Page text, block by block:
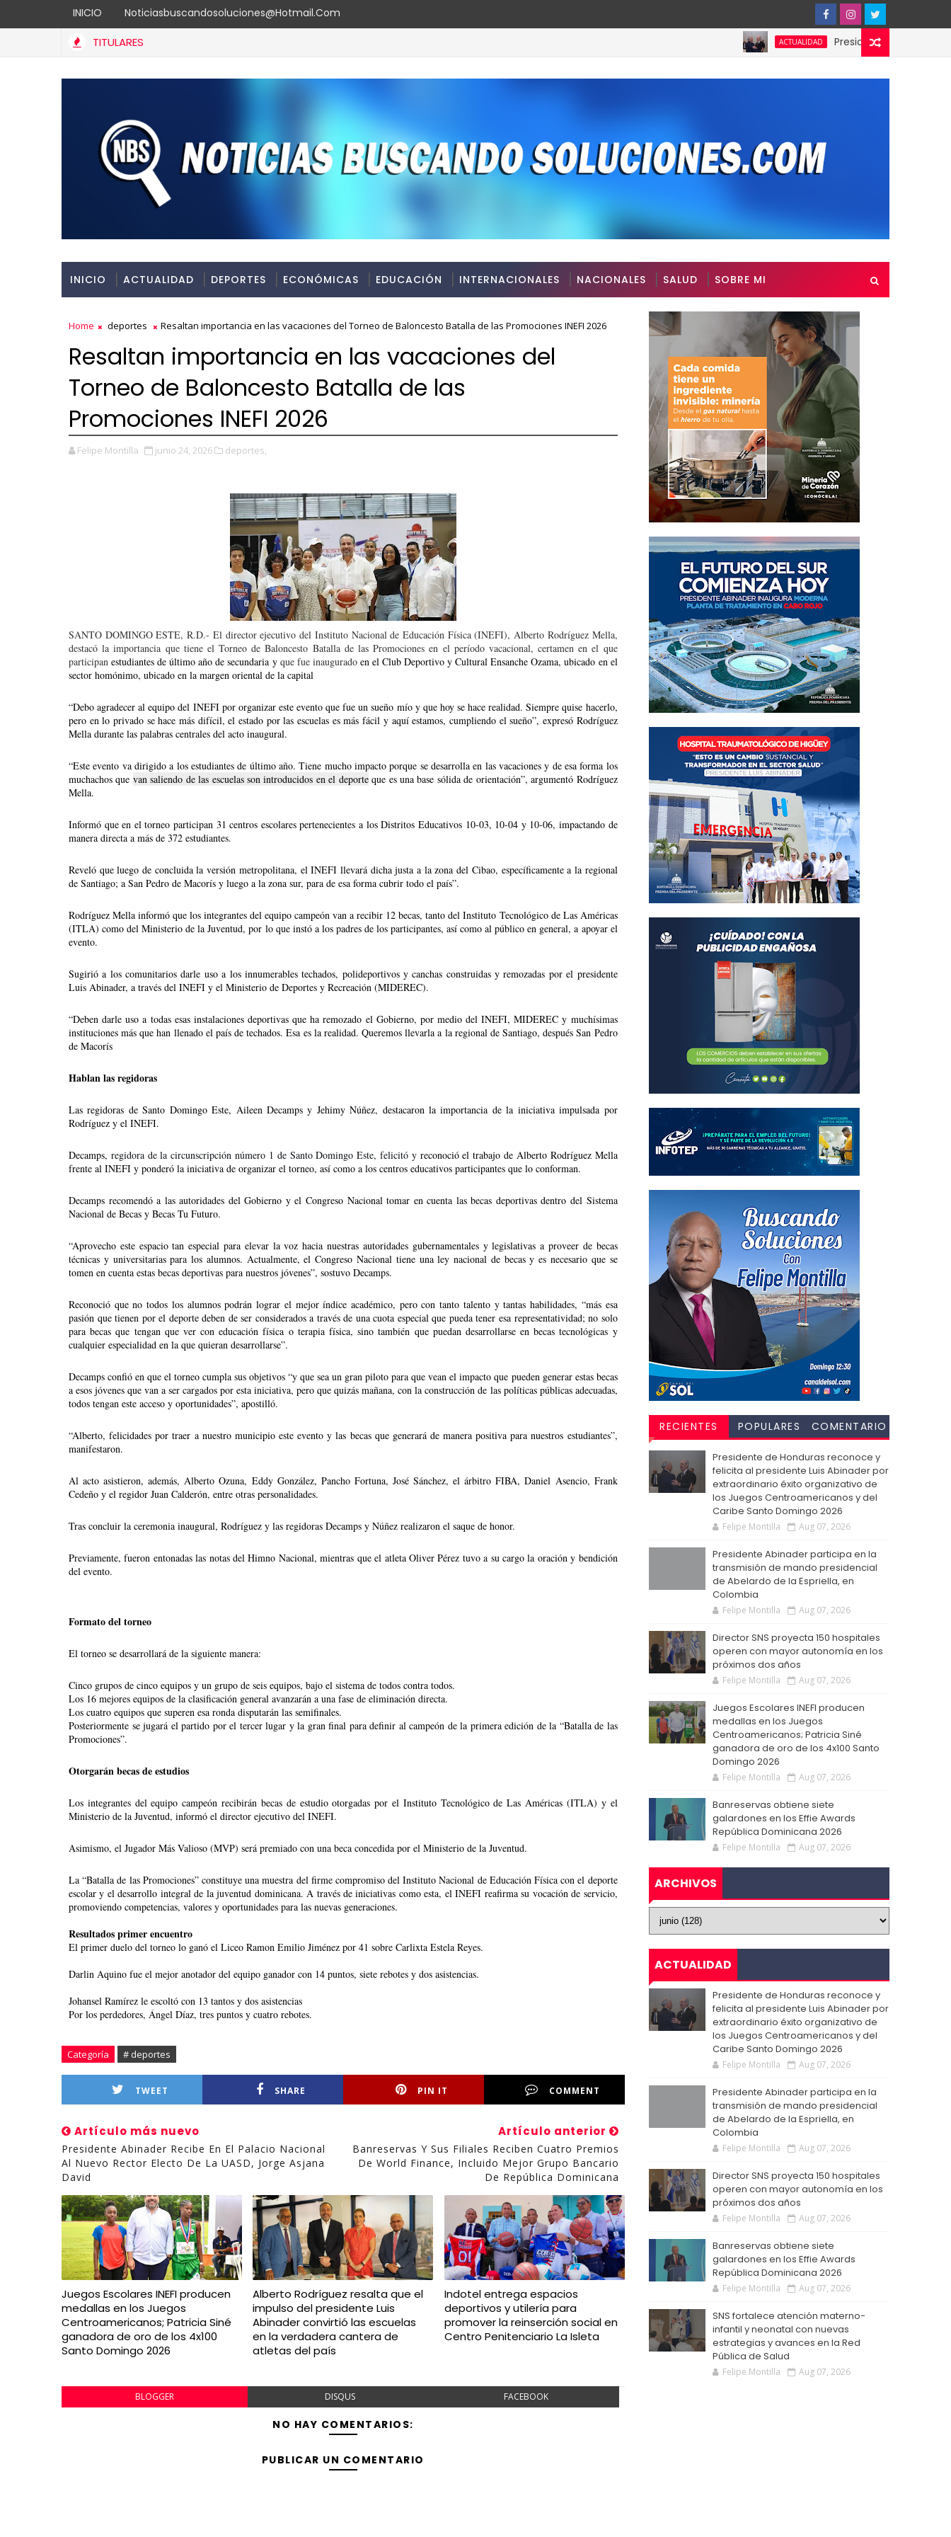
INICIO Noticiasbuscandosoluciones@hotmail.com
TITULARES ACTUALIDAD Presidente de Honduras
INICIO ACTUALIDAD DEPORTES ECONÓMICAS EDUCACIÓN INTERNACIONALES NACIONALES SALUD SOBRE MI
Home deportes Resaltan importancia en las vacaciones del Torneo de Baloncesto Batalla de las Promociones INEFI 2026
Resaltan importancia en las vacaciones del
Torneo de Baloncesto Batalla de las
Promociones INEFI 2026
Felipe Montilla junio 24, 2026 deportes,
SANTO DOMINGO ESTE, R.D.- El director ejecutivo del Instituto Nacional de Educación Física (INEFI), Alberto Rodríguez Mella,
destacó la importancia que tiene el Torneo de Baloncesto Batalla de las Promociones en el período vacacional, certamen en el que
participan estudiantes de último año de secundaria y que fue inaugurado en el Club Deportivo y Cultural Ensanche Ozama, ubicado en el
sector homónimo, ubicado en la margen oriental de la capital
“Debo agradecer al equipo del INEFI por organizar este evento que fue un sueño mío y que hoy se hace realidad. Siempre quise hacerlo,
pero en lo privado se hace más difícil, el estado por las escuelas es más fácil y aquí estamos, cumpliendo el sueño”, expresó Rodríguez
Mella durante las palabras centrales del acto inaugural.
“Este evento va dirigido a los estudiantes de último año. Tiene mucho impacto porque se desarrolla en las vacaciones y de esa forma los
muchachos que van saliendo de las escuelas son introducidos en el deporte que es una base sólida de orientación”, argumentó Rodríguez
Mella.
Informó que en el torneo participan 31 centros escolares pertenecientes a los Distritos Educativos 10-03, 10-04 y 10-06, impactando de
manera directa a más de 372 estudiantes.
Reveló que luego de concluida la versión metropolitana, el INEFI llevará dicha justa a la zona del Cibao, específicamente a la regional
de Santiago; a San Pedro de Macorís y luego a la zona sur, para de esa forma cubrir todo el país”.
Rodríguez Mella informó que los integrantes del equipo campeón van a recibir 12 becas, tanto del Instituto Tecnológico de Las Américas
(ITLA) como del Ministerio de la Juventud, por lo que instó a los padres de los participantes, así como al público en general, a apoyar el
evento.
Sugirió a los comunitarios darle uso a los innumerables techados, polideportivos y canchas construidas y remozadas por el presidente
Luis Abinader, a través del INEFI y el Ministerio de Deportes y Recreación (MIDEREC).
“Deben darle uso a todas esas instalaciones deportivas que ha remozado el Gobierno, por medio del INEFI, MIDEREC y muchísimas
instituciones más que han llenado el país de techados. Esa es la realidad. Queremos llevarla a la regional de Santiago, después San Pedro
de Macorís
Hablan las regidoras
Las regidoras de Santo Domingo Este, Aileen Decamps y Jehimy Núñez, destacaron la importancia de la iniciativa impulsada por
Rodríguez y el INEFI.
Decamps, regidora de la circunscripción número 1 de Santo Domingo Este, felicitó y reconoció el trabajo de Alberto Rodríguez Mella
frente al INEFI y ponderó la iniciativa de organizar el torneo, así como a los centros educativos participantes que lo conforman.
Decamps recomendó a las autoridades del Gobierno y el Congreso Nacional tomar en cuenta las becas deportivas dentro del Sistema
Nacional de Becas y Becas Tu Futuro.
“Aprovecho este espacio tan especial para elevar la voz hacia nuestras autoridades gubernamentales y legislativas a proveer de becas
técnicas y universitarias para los alumnos. Actualmente, el Congreso Nacional tiene una ley nacional de becas y es necesario que se
tomen en cuenta estas becas deportivas para nuestros jóvenes”, sostuvo Decamps.
Reconoció que no todos los alumnos podrán lograr el mejor índice académico, pero con tanto talento y tantas habilidades, “más esa
pasión que tienen por el deporte deben de ser considerados a través de una cuota especial que pueda tener esa representatividad; no solo
para becas que tengan que ver con educación física o terapia física, sino también que puedan desarrollarse en becas tecnológicas y
cualquier especialidad en la que quieran desarrollarse”.
Decamps confió en que el torneo cumpla sus objetivos “y que sea un gran piloto para que vean el impacto que pueden generar estas becas
a esos jóvenes que van a ser cargados por esta iniciativa, pero que quizás mañana, con la construcción de las políticas públicas adecuadas,
todos tengan este acceso y oportunidades”, apostilló.
“Alberto, felicidades por traer a nuestro municipio este evento y las becas que generará de manera positiva para nuestros estudiantes”,
manifestaron.
Al acto asistieron, además, Alberto Ozuna, Eddy González, Pancho Fortuna, José Sánchez, el árbitro FIBA, Daniel Asencio, Frank
Cedeño y el regidor Juan Calderón, entre otras personalidades.
Tras concluir la ceremonia inaugural, Rodríguez y las regidoras Decamps y Núñez realizaron el saque de honor.
Previamente, fueron entonadas las notas del Himno Nacional, mientras que el atleta Oliver Pérez tuvo a su cargo la oración y bendición
del evento.
Formato del torneo
El torneo se desarrollará de la siguiente manera:
Cinco grupos de cinco equipos y un grupo de seis equipos, bajo el sistema de todos contra todos.
Los 16 mejores equipos de la clasificación general avanzarán a una fase de eliminación directa.
Los cuatro equipos que superen esa ronda disputarán las semifinales.
Posteriormente se jugará el partido por el tercer lugar y la gran final para definir al campeón de la primera edición de la “Batalla de las
Promociones”.
Otorgarán becas de estudios
Los integrantes del equipo campeón recibirán becas de estudio otorgadas por el Instituto Tecnológico de Las Américas (ITLA) y el
Ministerio de la Juventud, informó el director ejecutivo del INEFI.
Asimismo, el Jugador Más Valioso (MVP) será premiado con una beca concedida por el Ministerio de la Juventud.
La “Batalla de las Promociones” constituye una muestra del firme compromiso del Instituto Nacional de Educación Física con el deporte
escolar y el desarrollo integral de la juventud dominicana. A través de iniciativas como esta, el INEFI reafirma su vocación de servicio,
promoviendo competencias, valores y oportunidades para las nuevas generaciones.
Resultados primer encuentro
El primer duelo del torneo lo ganó el Liceo Ramon Emilio Jiménez por 41 sobre Carlixta Estela Reyes.
Darlin Aquino fue el mejor anotador del equipo ganador con 14 puntos, siete rebotes y dos asistencias.
Johansel Ramírez le escoltó con 13 tantos y dos asistencias
Por los perdedores, Ángel Díaz, tres puntos y cuatro rebotes.
Categoría # deportes
TWEET SHARE PIN IT COMMENT
Artículo más nuevo
Presidente Abinader Recibe En El Palacio Nacional
Al Nuevo Rector Electo De La UASD, Jorge Asjana
David
Artículo anterior
Banreservas Y Sus Filiales Reciben Cuatro Premios
De World Finance, Incluido Mejor Grupo Bancario
De República Dominicana
Juegos Escolares INEFI producen
medallas en los Juegos
Centroamericanos; Patricia Siné
ganadora de oro de los 4x100
Santo Domingo 2026
Alberto Rodríguez resalta que el
impulso del presidente Luis
Abinader convirtió las escuelas
en la verdadera cantera de
atletas del país
Indotel entrega espacios
deportivos y utilería para
promover la reinserción social en
Centro Penitenciario La Isleta
BLOGGER DISQUS FACEBOOK
NO HAY COMENTARIOS:
PUBLICAR UN COMENTARIO
RECIENTES POPULARES
COMENTARIO
Presidente de Honduras reconoce y
felicita al presidente Luis Abinader por
extraordinario éxito organizativo de
los Juegos Centroamericanos y del
Caribe Santo Domingo 2026
Felipe Montilla Aug 07, 2026
Presidente Abinader participa en la
transmisión de mando presidencial
de Abelardo de la Espriella, en
Colombia
Felipe Montilla Aug 07, 2026
Director SNS proyecta 150 hospitales
operen con mayor autonomía en los
próximos dos años
Felipe Montilla Aug 07, 2026
Juegos Escolares INEFI producen
medallas en los Juegos
Centroamericanos; Patricia Siné
ganadora de oro de los 4x100 Santo
Domingo 2026
Felipe Montilla Aug 07, 2026
Banreservas obtiene siete
galardones en los Effie Awards
República Dominicana 2026
Felipe Montilla Aug 07, 2026
ARCHIVOS
ACTUALIDAD
Presidente de Honduras reconoce y
felicita al presidente Luis Abinader por
extraordinario éxito organizativo de
los Juegos Centroamericanos y del
Caribe Santo Domingo 2026
Felipe Montilla Aug 07, 2026
Presidente Abinader participa en la
transmisión de mando presidencial
de Abelardo de la Espriella, en
Colombia
Felipe Montilla Aug 07, 2026
Director SNS proyecta 150 hospitales
operen con mayor autonomía en los
próximos dos años
Felipe Montilla Aug 07, 2026
Banreservas obtiene siete
galardones en los Effie Awards
República Dominicana 2026
Felipe Montilla Aug 07, 2026
SNS fortalece atención materno-
infantil y neonatal con nuevas
estrategias y avances en la Red
Pública de Salud
Felipe Montilla Aug 07, 2026